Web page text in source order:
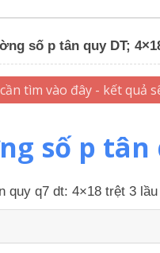
số p tân quy DT;
số p
quy q7 dt: 4×18 trệt 3